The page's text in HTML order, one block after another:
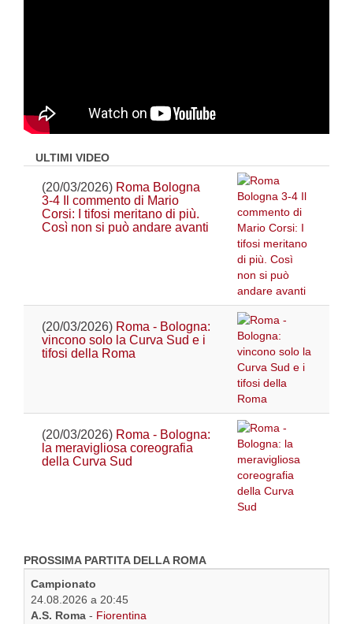
ULTIMI VIDEO
(20/03/2026) Roma Bologna
3-4 Il commento di Mario
Corsi: I tifosi meritano di più.
Così non si può andare avanti
(20/03/2026) Roma - Bologna:
vincono solo la Curva Sud e i
tifosi della Roma
(20/03/2026) Roma - Bologna:
la meravigliosa coreografia
della Curva Sud
PROSSIMA PARTITA DELLA ROMA
Campionato
24.08.2026 a 20:45
A.S. Roma - Fiorentina